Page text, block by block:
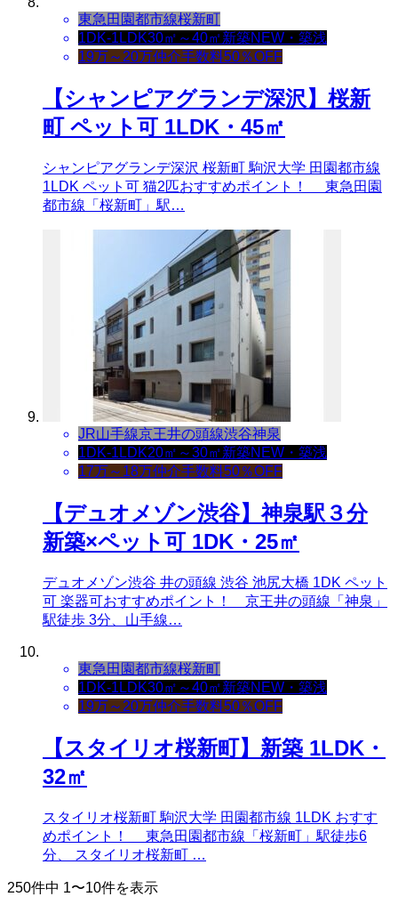
東急田園都市線桜新町
1DK-1LDK30㎡～40㎡新築NEW・築浅
19万～20万仲介手数料50％OFF
【シャンピアグランデ深沢】桜新
町 ペット可 1LDK・45㎡
シャンピアグランデ深沢 桜新町 駒沢大学 田園都市線
1LDK ペット可 猫2匹おすすめポイント！ 東急田園
都市線「桜新町」駅…
JR山手線京王井の頭線渋谷神泉
1DK-1LDK20㎡～30㎡新築NEW・築浅
17万～18万仲介手数料50％OFF
【デュオメゾン渋谷】神泉駅３分
新築×ペット可 1DK・25㎡
デュオメゾン渋谷 井の頭線 渋谷 池尻大橋 1DK ペット
可 楽器可おすすめポイント！ 京王井の頭線「神泉」
駅徒歩 3分、山手線…
東急田園都市線桜新町
1DK-1LDK30㎡～40㎡新築NEW・築浅
19万～20万仲介手数料50％OFF
【スタイリオ桜新町】新築 1LDK・
32㎡
スタイリオ桜新町 駒沢大学 田園都市線 1LDK おすす
めポイント！ 東急田園都市線「桜新町」駅徒歩6
分、 スタイリオ桜新町 …
250件中 1〜10件を表示